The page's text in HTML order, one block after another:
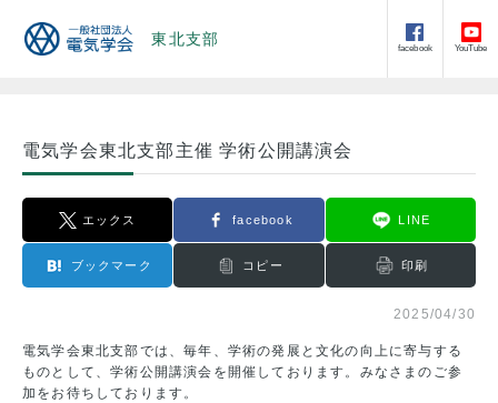
東北支部
facebook YouTube
電気学会東北支部主催 学術公開講演会
エックス facebook LINE
ブックマーク コピー 印刷
2025/04/30
電気学会東北支部では、毎年、学術の発展と文化の向上に寄与する
ものとして、学術公開講演会を開催しております。みなさまのご参
加をお待ちしております。